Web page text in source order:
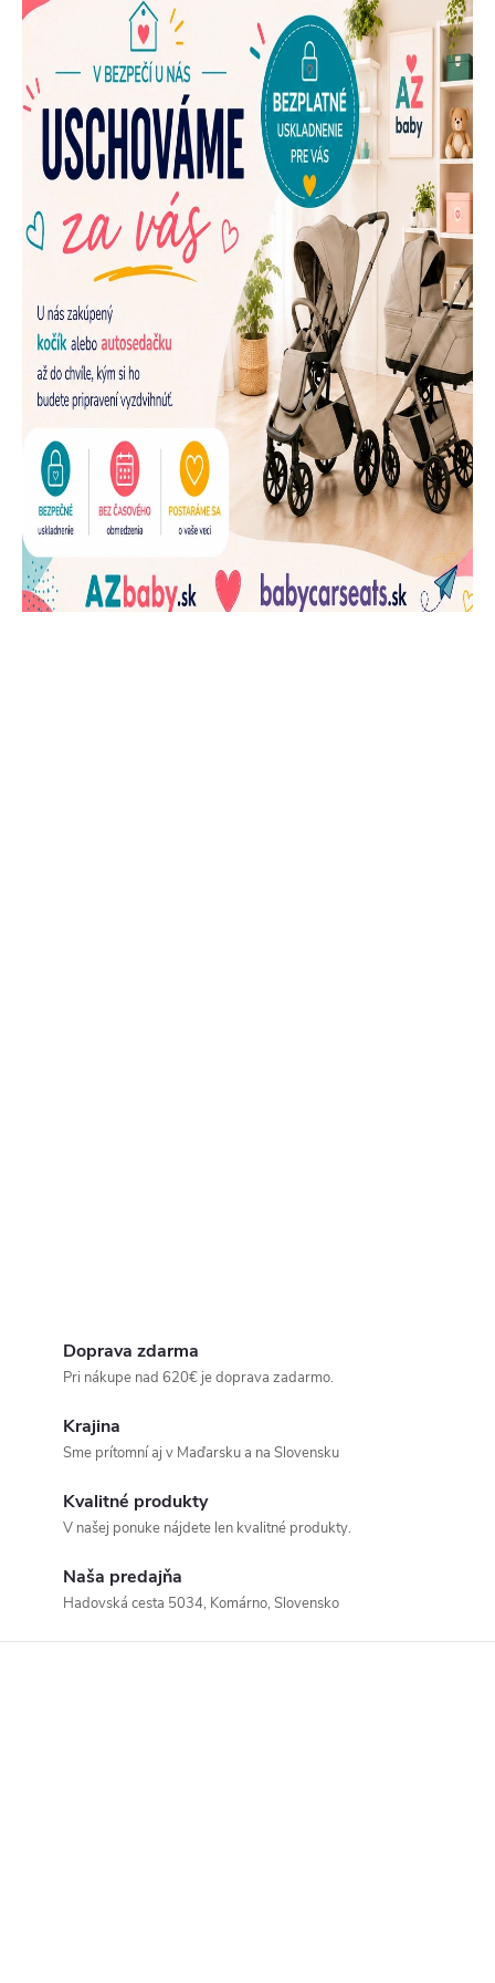
E
N
U
R
D
J
Ň
U
Doprava zdarma
Pri nákupe nad 620€ je doprava zadarmo.
Krajina
Sme prítomní aj v Maďarsku a na Slovensku
Kvalitné produkty
V našej ponuke nájdete len kvalitné produkty.
Naša predajňa
Hadovská cesta 5034, Komárno, Slovensko